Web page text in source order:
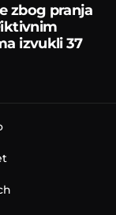
zbog pranja
izvukli 37